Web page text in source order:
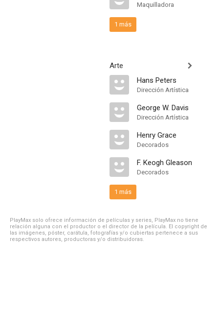
Maquilladora
1 más
Arte
Hans Peters
Dirección Artística
George W. Davis
Dirección Artística
Henry Grace
Decorados
F. Keogh Gleason
Decorados
1 más
PlayMax solo ofrece información de películas y series, PlayMax no tiene
relación alguna con el productor o el director de la película. El copyright de
las imágenes, póster, carátula, fotografías y/o cubiertas pertenece a sus
respectivos autores, productoras y/o distribuidoras.